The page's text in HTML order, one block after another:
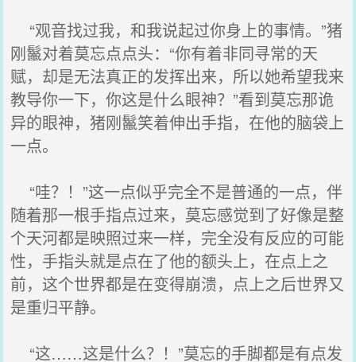
“观音找过我，和我说起过你身上的事情。”猪
刚鬣对着莫忘点点头：“你有着非同寻常的天
赋，却是无法真正的发挥出来，所以她希望我来
教导你一下，你这是什么眼神？”看到莫忘那诡
异的眼神，猪刚鬣笑着伸出手指，在他的脑袋上
一点。
“哇？！”这一点似乎完全不是普通的一点，伴
随着那一根手指点过来，莫忘感觉到了好像是整
个天河都是映照过来一样，完全没有反应的可能
性，手指头就是点在了他的额头上，在点上之
前，这个世界都是在变得崩溃，点上之后世界又
是重归平静。
“这……这是什么？！”莫忘的手脚都是有点发